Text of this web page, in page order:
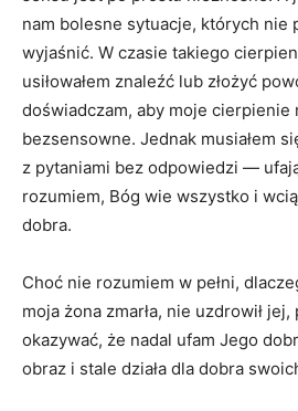
nam bolesne sytuacje, których nie
wyjaśnić. W czasie takiego
usiłowałem znaleźć lub złożyć
doświadczam, aby moje cierpienie
bezsensowne. Jednak musiałem
z pytaniami bez odpowiedzi —
rozumiem, Bóg wie wszystko i
dobra.
Choć nie rozumiem w pełni,
moja żona zmarła, nie uzdrowił
okazywać, że nadal ufam Jego
obraz i stale działa dla dobra